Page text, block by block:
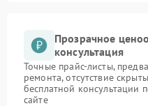
Прозрачное
консультация
Точные прайс-листы,
ремонта, отсутствие
бесплатной консультации
сайте